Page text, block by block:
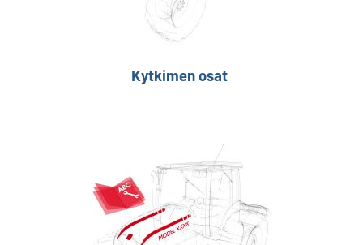
Kytkimen osat